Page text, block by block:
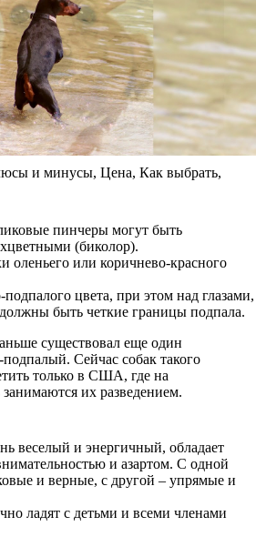
и минусы, Цена, Как выбрать,
пинчеры могут быть
(биколор).
оленьего или коричнево-красного
цвета, при этом над глазами,
быть четкие границы подпала.
существовал еще один
Сейчас собак такого
только в США, где на
их разведением.
веселый и энергичный, обладает
и азартом. С одной
и верные, с другой – упрямые и
ладят с детьми и всеми членами